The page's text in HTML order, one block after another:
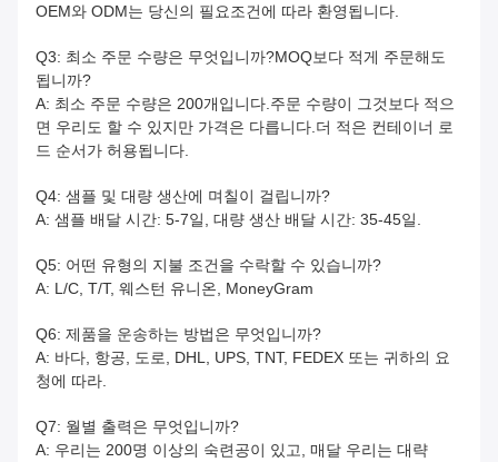
OEM와 ODM는 당신의 필요조건에 따라 환영됩니다.
Q3: 최소 주문 수량은 무엇입니까?MOQ보다 적게 주문해도
됩니까?
A: 최소 주문 수량은 200개입니다.주문 수량이 그것보다 적으
면 우리도 할 수 있지만 가격은 다릅니다.더 적은 컨테이너 로
드 순서가 허용됩니다.
Q4: 샘플 및 대량 생산에 며칠이 걸립니까?
A: 샘플 배달 시간: 5-7일, 대량 생산 배달 시간: 35-45일.
Q5: 어떤 유형의 지불 조건을 수락할 수 있습니까?
A: L/C, T/T, 웨스턴 유니온, MoneyGram
Q6: 제품을 운송하는 방법은 무엇입니까?
A: 바다, 항공, 도로, DHL, UPS, TNT, FEDEX 또는 귀하의 요
청에 따라.
Q7: 월별 출력은 무엇입니까?
A: 우리는 200명 이상의 숙련공이 있고, 매달 우리는 대략